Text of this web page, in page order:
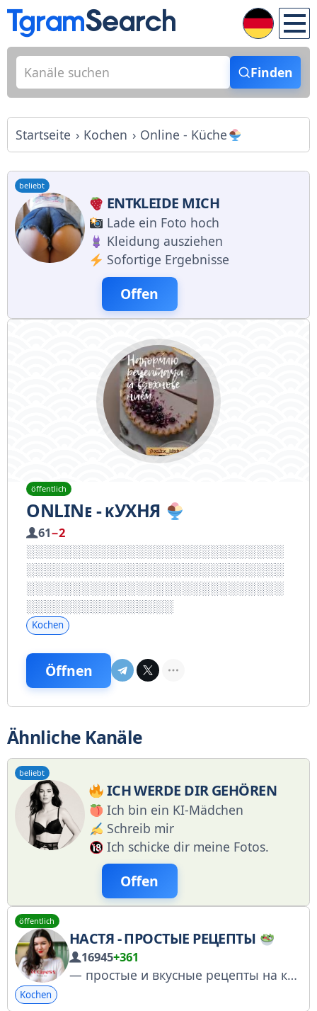
Finden
Startseite Kochen Online - Küche
beliebt
ENTKLEIDE MICH
Lade ein Foto hoch
Kleidung ausziehen
Sofortige Ergebnisse
Offen
öffentlich
ОNLINᴇ - ᴋУХНЯ
61−2
Kochen
Öffnen
Ähnliche Kanäle
beliebt
ICH WERDE DIR GEHÖREN
Ich bin ein KI-Mädchen
Schreib mir
Ich schicke dir meine Fotos.
Offen
öffentlich
НАСТЯ - ПРОСТЫЕ РЕЦЕПТЫ
16945+361
— простые и вкусные рецепты на каждый день Сотрудничество: @nastevvi Заказать рекламу: https://telega.in/channels/recipes_nastevvi/card/?r=tl76qaro
Kochen